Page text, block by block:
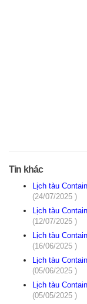
Tin khác
Lịch tàu
(24/07/2025 )
Lịch tàu
(12/07/2025 )
Lịch tàu
(16/06/2025 )
Lịch tàu
(05/06/2025 )
Lịch tàu
(05/05/2025 )